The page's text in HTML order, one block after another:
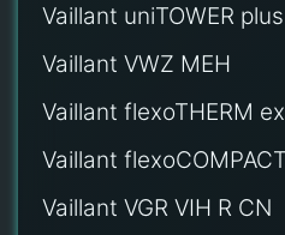
Vaillant uniTOWER
Vaillant VWZ MEH
Vaillant flexoTHERM
Vaillant
Vaillant VGR VIH R CN